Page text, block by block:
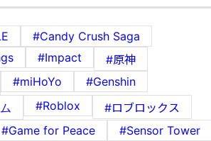
#Candy Crush Saga
#Impact
#原神
#miHoYo
#Genshin
#Roblox
#ロブロックス
#Game for Peace
#Sensor Tower